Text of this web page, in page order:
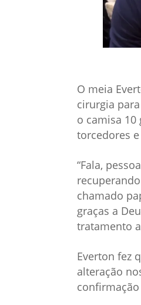
O meia
cirurgia
o camisa
torcedores
“Fala,
chamado
graças a
tratamento
Everton fez
alteração